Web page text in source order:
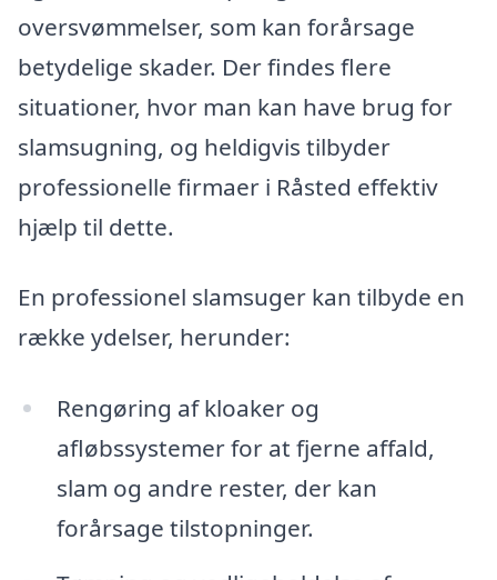
oversvømmelser, som kan forårsage
betydelige skader. Der findes flere
situationer, hvor man kan have brug for
slamsugning, og heldigvis tilbyder
professionelle firmaer i Råsted effektiv
hjælp til dette.
En professionel slamsuger kan tilbyde en
række ydelser, herunder:
Rengøring af kloaker og
afløbssystemer for at fjerne affald,
slam og andre rester, der kan
forårsage tilstopninger.